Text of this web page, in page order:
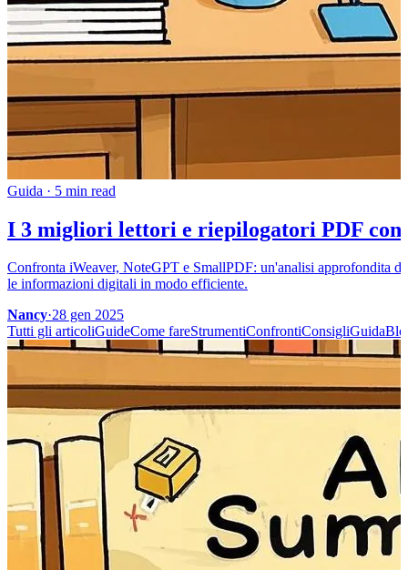
Guida · 5 min read
I 3 migliori lettori e riepilogatori PDF
Confronta iWeaver, NoteGPT e SmallPDF: un'analisi approfondita
le informazioni digitali in modo efficiente.
Nancy·28 gen 2025
Tutti gli articoliGuideCome fareStrumentiConfrontiConsigliGuida